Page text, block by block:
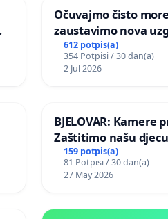
Očuvajmo čisto
zaustavimo nova
612 potpis(a)
354 Potpisi / 30 dan(a)
2 Jul 2026
BJELOVAR: Kamere
Zaštitimo našu
Vukovarskoj!
159 potpis(a)
81 Potpisi / 30 dan(a)
27 May 2026